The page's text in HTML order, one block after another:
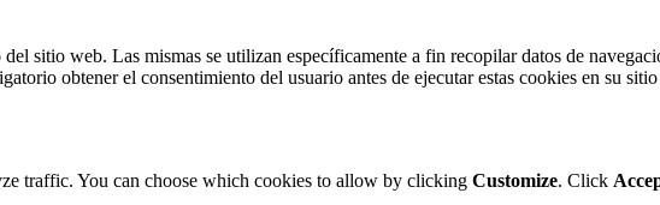
sitio web. Las mismas se utilizan específicamente a fin recopilar datos de
obtener el consentimiento del usuario antes de ejecutar estas cookies en su
traffic. You can choose which cookies to allow by clicking Customize. Click